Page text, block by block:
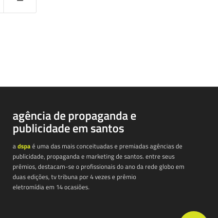
agência de propaganda e
publicidade em santos
adspaé uma das mais conceituadas e premiadas agências de
publicidade, propaganda e marketing de santos. entre seus
prêmios, destacam-se o profissionais do ano da rede globo em
duas edições, tv tribuna por 4 vezes e prêmio
eletromídia em 14 ocasiões.